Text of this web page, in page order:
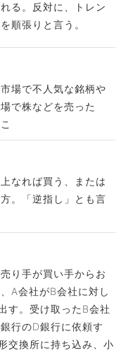
る。反対に、トレン
順張りと言う。
場で不人気な銘柄や
で株などを売った
なれば買う、または
。「逆指し」とも言
り手が買い手からお
A会社がB会社に対し
す。受け取ったB会社
行のD銀行に依頼す
交換所に持ち込み、小